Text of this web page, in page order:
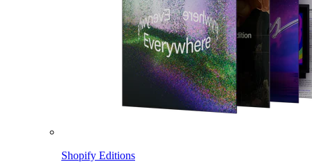
Shopify Editions